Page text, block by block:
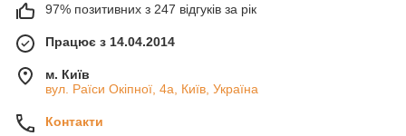
97% позитивних з 247 відгуків за рік
Працює з 14.04.2014
м. Київ
вул. Раїси Окіпної, 4а, Київ, Україна
Контакти